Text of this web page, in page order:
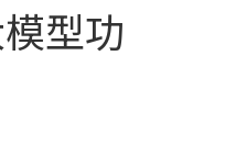
型功